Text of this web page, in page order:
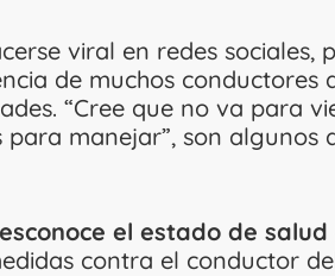
viral en redes sociales,
de muchos conductores
“Cree que no va para
para manejar”, son algunos
el estado de
contra el conductor